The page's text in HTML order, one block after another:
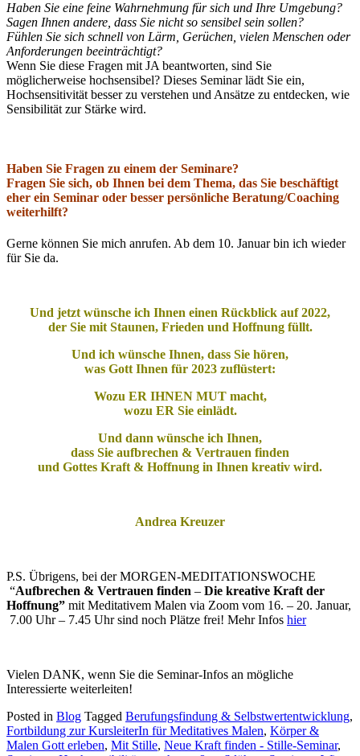
Haben Sie eine feine Wahrnehmung für sich und Ihre Umgebung?
Sagen Ihnen andere, dass Sie nicht so sensibel sein sollen?
Fühlen Sie sich schnell von Lärm, Gerüchen, vielen Menschen oder
Anforderungen beeinträchtigt?
Wenn Sie diese Fragen mit JA beantworten, sind Sie
möglicherweise hochsensibel? Dieses Seminar lädt Sie ein,
Hochsensitivität besser zu verstehen und Ansätze zu entdecken, wie
Sensibilität zur Stärke wird.
Haben Sie Fragen zu einem der Seminare?
Fragen Sie sich, ob Ihnen bei dem Thema, das Sie beschäftigt
eher ein Seminar oder besser persönliche Beratung/Coaching
weiterhilft?
Gerne können Sie mich anrufen. Ab dem 10. Januar bin ich wieder
für Sie da.
Und jetzt wünsche ich Ihnen einen Rückblick auf 2022,
der Sie mit Staunen, Frieden und Hoffnung füllt.
Und ich wünsche Ihnen, dass Sie hören,
was Gott Ihnen für 2023 zuflüstert:
Wozu ER IHNEN MUT macht,
wozu ER Sie einlädt.
Und dann wünsche ich Ihnen,
dass Sie aufbrechen & Vertrauen finden
und Gottes Kraft & Hoffnung in Ihnen kreativ wird.
Andrea Kreuzer
P.S. Übrigens, bei der MORGEN-MEDITATIONSWOCHE
“Aufbrechen & Vertrauen finden – Die kreative Kraft der
Hoffnung” mit Meditativem Malen via Zoom vom 16. – 20. Januar,
7.00 Uhr – 7.45 Uhr sind noch Plätze frei! Mehr Infos hier
Vielen DANK, wenn Sie die Seminar-Infos an mögliche
Interessierte weiterleiten!
Posted in Blog Tagged Berufungsfindung & Selbstwertentwicklung,
Fortbildung zur KursleiterIn für Meditatives Malen, Körper &
Malen Gott erleben, Mit Stille, Neue Kraft finden - Stille-Seminar,